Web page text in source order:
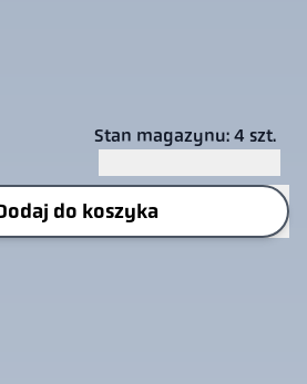
Stan magazynu: 4 szt.
do koszyka